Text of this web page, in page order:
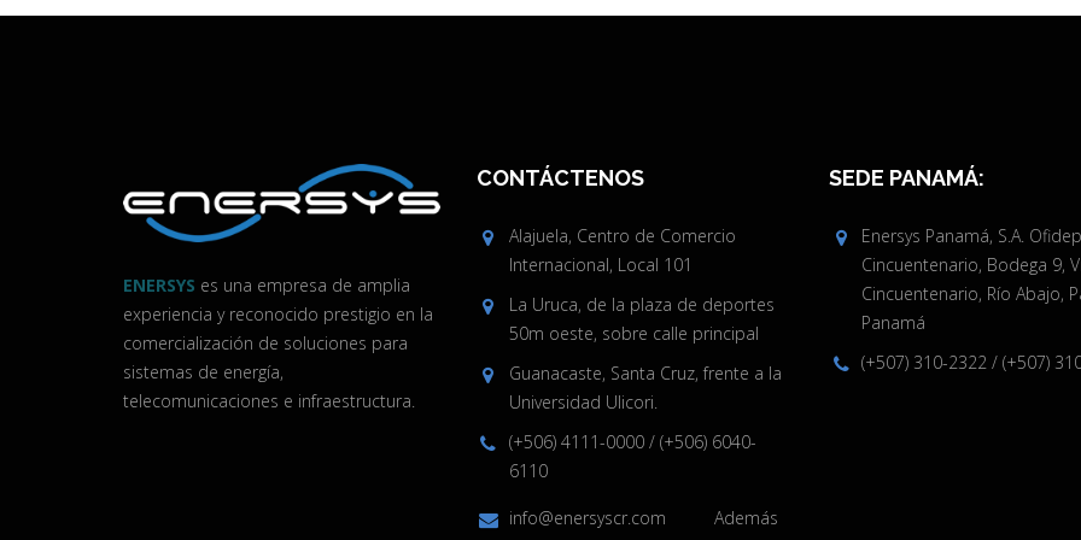
ENERSYS es una empresa de amplia
experiencia y reconocido prestigio en la
comercialización de soluciones para
sistemas de energía,
telecomunicaciones e infraestructura.
CONTÁCTENOS
Alajuela, Centro de Comercio
Internacional, Local 101
La Uruca, de la plaza de deportes
50m oeste, sobre calle principal
Guanacaste, Santa Cruz, frente a la
Universidad Ulicori.
(+506) 4111-0000/ (+506) 6040-
6110
info@enersyscr.com
Además
SEDE PANAMÁ:
Enersys Panamá, S.A.
Cincuentenario, Bodega 9,
Cincuentenario, Río Abajo,
Panamá
(+507) 310-2322 / (+507)